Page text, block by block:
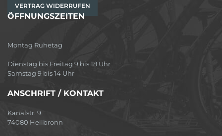
VERTRAG WIDERRUFEN
ÖFFNUNGSZEITEN
Montag Ruhetag
Dienstag bis Freitag 9 bis 18 Uhr
Samstag 9 bis 14 Uhr
ANSCHRIFT / KONTAKT
Kanalstr. 9
74080 Heilbronn